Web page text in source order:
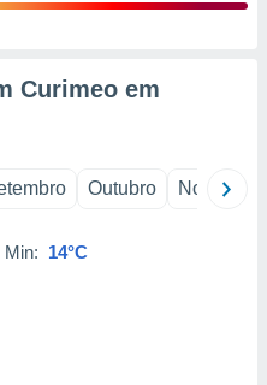
Curimeo em
Outubro Novembro
Min: 14°C